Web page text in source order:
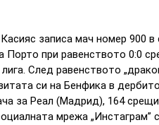
записа мач номер 900 в
Порто при равенството 0:0
След равенството
си на Бенфика в
за Реал (Мадрид), 164
мрежа „Инстаграм”